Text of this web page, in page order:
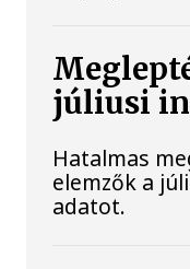
júliusi
Hatalmas
elemzők a
adatot.